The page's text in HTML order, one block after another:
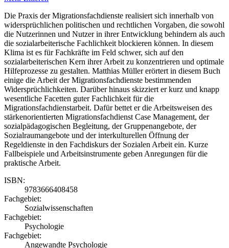
Die Praxis der Migrationsfachdienste realisiert sich innerhalb von
widersprüchlichen politischen und rechtlichen Vorgaben, die sowohl
die Nutzerinnen und Nutzer in ihrer Entwicklung behindern als auch
die sozialarbeiterische Fachlichkeit blockieren können. In diesem
Klima ist es für Fachkräfte im Feld schwer, sich auf den
sozialarbeiterischen Kern ihrer Arbeit zu konzentrieren und optimale
Hilfeprozesse zu gestalten. Matthias Müller erörtert in diesem Buch
einige die Arbeit der Migrationsfachdienste bestimmenden
Widersprüchlichkeiten. Darüber hinaus skizziert er kurz und knapp
wesentliche Facetten guter Fachlichkeit für die
Migrationsfachdienstarbeit. Dafür bettet er die Arbeitsweisen des
stärkenorientierten Migrationsfachdienst Case Management, der
sozialpädagogischen Begleitung, der Gruppenangebote, der
Sozialraumangebote und der interkulturellen Öffnung der
Regeldienste in den Fachdiskurs der Sozialen Arbeit ein. Kurze
Fallbeispiele und Arbeitsinstrumente geben Anregungen für die
praktische Arbeit.
ISBN:
9783666408458
Fachgebiet:
Sozialwissenschaften
Fachgebiet:
Psychologie
Fachgebiet:
Angewandte Psychologie